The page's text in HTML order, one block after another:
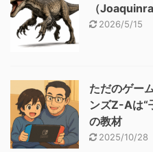
（
2026/5/15
ただのゲー
ンズZ-Aは“
の教材
2025/10/28